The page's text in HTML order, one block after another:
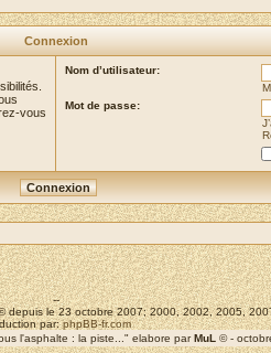
Connexion
vous
Nom d’utilisateur:
Mot de passe:
--
depuis le 23 octobre 2007; 2000, 2002, 2005,
par:phpBB-fr.com
l'asphalte : la piste..." elabore parMuL © -